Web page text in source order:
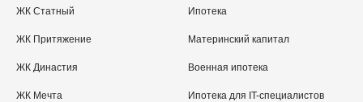
ЖК Статный
ЖК Притяжение
ЖК Династия
ЖК Мечта
Ипотека
Материнский капитал
Военная ипотека
Ипотека для IT-специалистов